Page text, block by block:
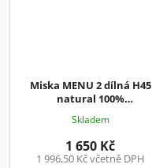
Miska MENU 2 dílná H45
natural 100%
7,50 Kč / ks + DPH
Skladem
1 996,50 Kč včetně DPH
1 650 Kč